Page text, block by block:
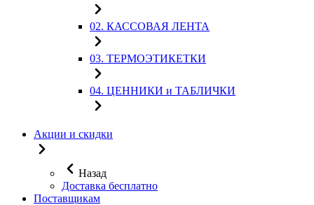
02. КАССОВАЯ ЛЕНТА
03. ТЕРМОЭТИКЕТКИ
04. ЦЕННИКИ и ТАБЛИЧКИ
Акции и скидки
Назад
Доставка бесплатно
Поставщикам